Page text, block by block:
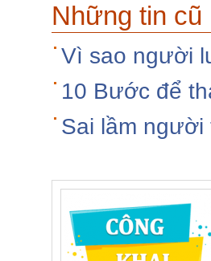
Những tin cũ
Vì sao người
10 Bước để
Sai lầm người